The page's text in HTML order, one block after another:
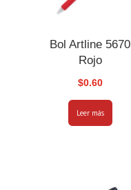
Bol Artline 5670
Rojo
$0.60
Leer más